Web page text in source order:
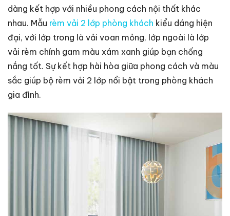
dàng kết hợp với nhiều phong cách nội thất khác
nhau. Mẫu rèm vải 2 lớp phòng khách kiểu dáng hiện
đại, với lớp trong là vải voan mỏng, lớp ngoài là lớp
vải rèm chính gam màu xám xanh giúp bạn chống
nắng tốt. Sự kết hợp hài hòa giữa phong cách và màu
sắc giúp bộ rèm vải 2 lớp nổi bật trong phòng khách
gia đình.